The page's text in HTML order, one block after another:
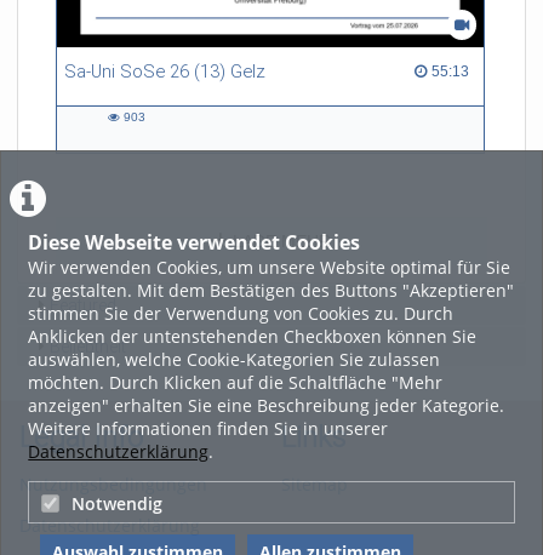
Diese Webseite verwendet Cookies
Wir verwenden Cookies, um unsere Website optimal für Sie
zu gestalten. Mit dem Bestätigen des Buttons "Akzeptieren"
stimmen Sie der Verwendung von Cookies zu. Durch
Anklicken der untenstehenden Checkboxen können Sie
auswählen, welche Cookie-Kategorien Sie zulassen
möchten. Durch Klicken auf die Schaltfläche "Mehr
anzeigen" erhalten Sie eine Beschreibung jeder Kategorie.
Weitere Informationen finden Sie in unserer
Datenschutzerklärung.
Notwendig
Sa-Uni SoSe 26 (13) Gelz 55:13
55:13 duration
903
LADE MEHR
Featured
Beliebtheit
Legal Info
Nutzungsbedingungen
Datenschutzerklärung
Links
Sitemap